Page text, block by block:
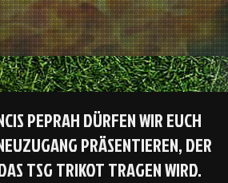
PEPRAH DÜRFEN WIR EUCH
PRÄSENTIEREN, DER
TSG TRIKOT TRAGEN WIRD.